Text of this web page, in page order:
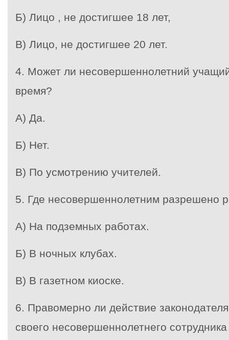
Б) Лицо , не достигшее 18 лет,
В) Лицо, не достигшее 20 лет.
4. Может ли несовершеннолетний
время?
А) Да.
Б) Нет.
В) По усмотрению учителей.
5. Где несовершеннолетним разрешено
А) На подземных работах.
Б) В ночных клубах.
В) В газетном киоске.
6. Правомерно ли действие
своего несовершеннолетнего